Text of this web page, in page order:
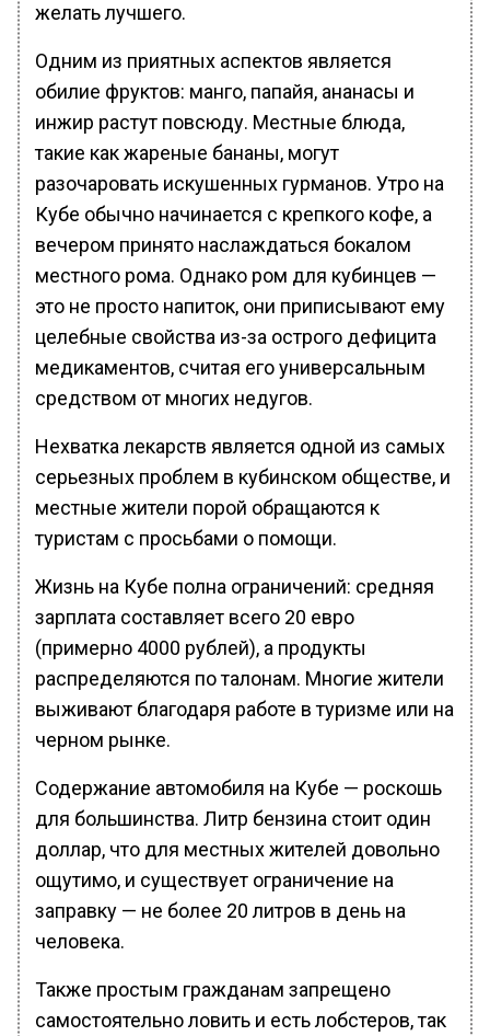
желать лучшего.
Одним из приятных аспектов является
обилие фруктов: манго, папайя, ананасы и
инжир растут повсюду. Местные блюда,
такие как жареные бананы, могут
разочаровать искушенных гурманов. Утро на
Кубе обычно начинается с крепкого кофе, а
вечером принято наслаждаться бокалом
местного рома. Однако ром для кубинцев —
это не просто напиток, они приписывают ему
целебные свойства из-за острого дефицита
медикаментов, считая его универсальным
средством от многих недугов.
Нехватка лекарств является одной из самых
серьезных проблем в кубинском обществе, и
местные жители порой обращаются к
туристам с просьбами о помощи.
Жизнь на Кубе полна ограничений: средняя
зарплата составляет всего 20 евро
(примерно 4000 рублей), а продукты
распределяются по талонам. Многие жители
выживают благодаря работе в туризме или на
черном рынке.
Содержание автомобиля на Кубе — роскошь
для большинства. Литр бензина стоит один
доллар, что для местных жителей довольно
ощутимо, и существует ограничение на
заправку — не более 20 литров в день на
человека.
Также простым гражданам запрещено
самостоятельно ловить и есть лобстеров, так